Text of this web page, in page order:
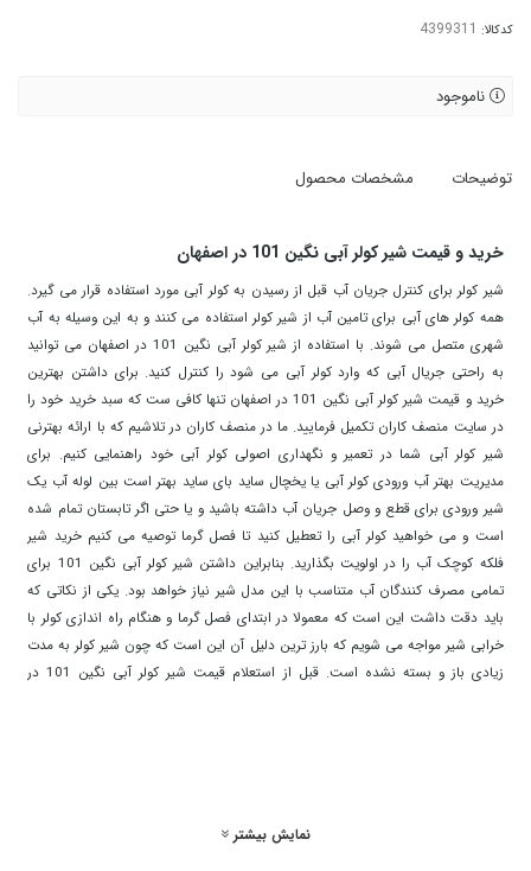
کدکالا:
ناموجود
توضیحات مشخصات محصول
خرید و قیمت شیر کولر آبی نگین 101 در اصفهان
شیر کولر برای کنترل جریان آب قبل از رسیدن به کولر آبی مورد استفاده قرار می گیرد.
همه کولر های آبی برای تامین آب از شیر کولر استفاده می کنند و به این وسیله به آب
شهری متصل می شوند. با استفاده از شیر کولر آبی نگین 101 در اصفهان می توانید
به راحتی جریال آبی که وارد کولر آبی می شود را کنترل کنید. برای داشتن بهترین
خرید و قیمت شیر کولر آبی نگین 101 در اصفهان تنها کافی ست که سبد خرید خود را
در سایت منصف کاران تکمیل فرمایید. ما در منصف کاران در تلاشیم که با ارائه بهترنی
شیر کولر آبی شما در تعمیر و نگهداری اصولی کولر آبی خود راهنمایی کنیم. برای
مدیریت بهتر آب ورودی کولر آبی یا یخچال ساید بای ساید بهتر است بین لوله آب یک
شیر ورودی برای قطع و وصل جریان آب داشته باشید و یا حتی اگر تابستان تمام شده
است و می خواهید کولر آبی را تعطیل کنید تا فصل گرما توصیه می کنیم خرید شیر
فلکه کوچک آب را در اولویت بگذارید. بنابراین داشتن شیر کولر آبی نگین 101 برای
تمامی مصرف کنندگان آب متناسب با این مدل شیر نیاز خواهد بود. یکی از نکاتی که
باید دقت داشت این است که معمولا در ابتدای فصل گرما و هنگام راه اندازی کولر با
خرابی شیر مواجه می شویم که بارز ترین دلیل آن این است که چون شیر کولر به مدت
زیادی باز و بسته نشده است. قبل از استعلام قیمت شیر کولر آبی نگین 101 در
101 در اصفهان موجود در سایت منصف کاران در بسیاری از مراکز مهم و حساس از
نمایش بیشتر